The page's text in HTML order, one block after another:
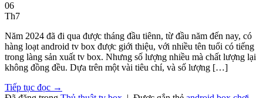
06
Th7
Năm 2024 đã đi qua được tháng đầu tiênn, từ đầu năm đến nay, có
hàng loạt android tv box được giới thiệu, với nhiều tên tuổi có tiếng
trong làng sản xuất tv box. Nhưng số lượng nhiều mà chất lượng lại
không đồng đều. Dựa trên một vài tiêu chí, và số lượng […]
Tiếp tục đọc →